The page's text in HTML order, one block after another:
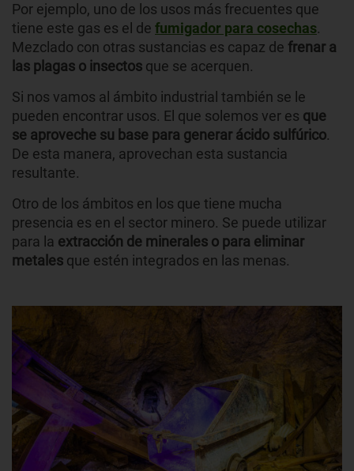
Por ejemplo, uno de los usos más frecuentes que
tiene este gas es el de fumigador para cosechas.
Mezclado con otras sustancias es capaz de frenar a
las plagas o insectos que se acerquen.
Si nos vamos al ámbito industrial también se le
pueden encontrar usos. El que solemos ver es que
se aproveche su base para generar ácido sulfúrico.
De esta manera, aprovechan esta sustancia
resultante.
Otro de los ámbitos en los que tiene mucha
presencia es en el sector minero. Se puede utilizar
para la extracción de minerales o para eliminar
metales que estén integrados en las menas.